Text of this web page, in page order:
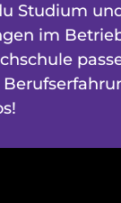
Studium
im